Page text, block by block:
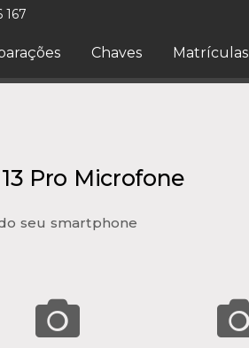
167
Chaves Matrículas
Pro Microfone
seu smartphone